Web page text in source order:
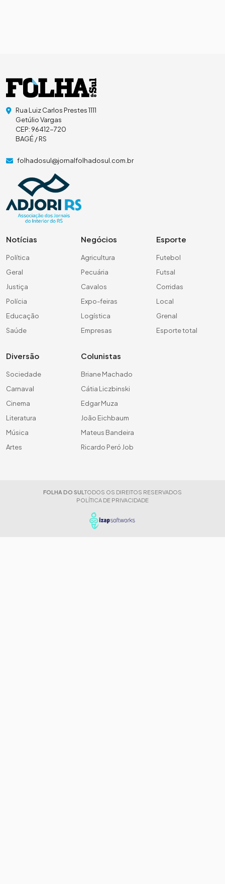
Rua Luiz Carlos Prestes 1111
Getúlio Vargas
CEP: 96412-720
BAGÉ / RS
folhadosul@jornalfolhadosul.com.br
Notícias
Política
Geral
Justiça
Polícia
Educação
Saúde
Negócios
Agricultura
Pecuária
Cavalos
Expo-feiras
Logística
Empresas
Esporte
Futebol
Futsal
Corridas
Local
Grenal
Esporte total
Diversão
Sociedade
Carnaval
Cinema
Literatura
Música
Artes
Colunistas
Briane Machado
Cátia Liczbinski
Edgar Muza
João Eichbaum
Mateus Bandeira
Ricardo Peró Job
FOLHA DO SUL TODOS OS DIREITOS RESERVADOS
POLÍTICA DE PRIVACIDADE